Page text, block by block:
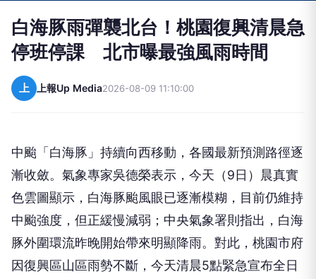
白海豚雨彈襲北台！桃園復興清晨急
停班停課 北市曝最強風雨時間
上 上報Up Media2026-08-09 11:10:00
中颱「白海豚」持續向西移動，各國最新預測路徑逐
漸收斂。氣象專家吳德榮表示，今天（9日）晨真實
色雲圖顯示，白海豚颱風眼已逐漸模糊，目前仍維持
中颱強度，但正緩慢減弱；中央氣象署則指出，白海
豚外圍環流昨晚開始帶來明顯降雨。對此，桃園市府
因復興區山區雨勢不斷，今天清晨5點緊急宣布全日